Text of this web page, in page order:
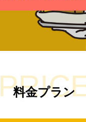
料金プラン